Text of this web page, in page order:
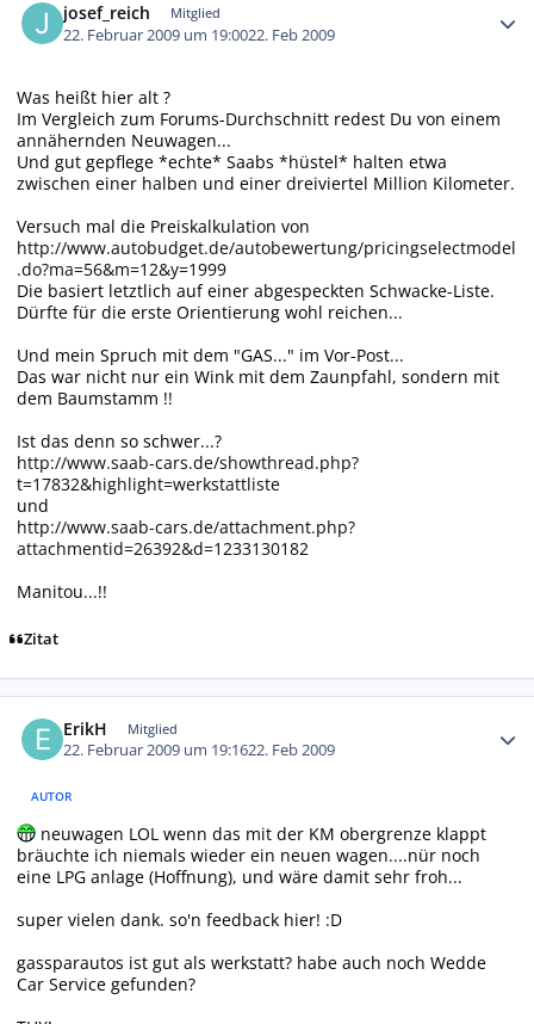
josef_reich Mitglied
22. Februar 2009 um 19:0022. Feb 2009
Was heißt hier alt ?
Im Vergleich zum Forums-Durchschnitt redest Du von einem
annähernden Neuwagen...
Und gut gepflege *echte* Saabs *hüstel* halten etwa
zwischen einer halben und einer dreiviertel Million Kilometer.
Versuch mal die Preiskalkulation von
http://www.autobudget.de/autobewertung/pricingselectmodel
.do?ma=56&m=12&y=1999
Die basiert letztlich auf einer abgespeckten Schwacke-Liste.
Dürfte für die erste Orientierung wohl reichen...
Und mein Spruch mit dem "GAS..." im Vor-Post...
Das war nicht nur ein Wink mit dem Zaunpfahl, sondern mit
dem Baumstamm !!
Ist das denn so schwer...?
http://www.saab-cars.de/showthread.php?
t=17832&highlight=werkstattliste
und
http://www.saab-cars.de/attachment.php?
attachmentid=26392&d=1233130182
Manitou...!!
Zitat
ErikH Mitglied
22. Februar 2009 um 19:1622. Feb 2009
AUTOR
neuwagen LOL wenn das mit der KM obergrenze klappt
bräuchte ich niemals wieder ein neuen wagen....nür noch
eine LPG anlage (Hoffnung), und wäre damit sehr froh...
super vielen dank. so'n feedback hier! :D
gassparautos ist gut als werkstatt? habe auch noch Wedde
Car Service gefunden?